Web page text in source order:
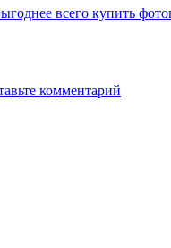
всего купить
комментарий